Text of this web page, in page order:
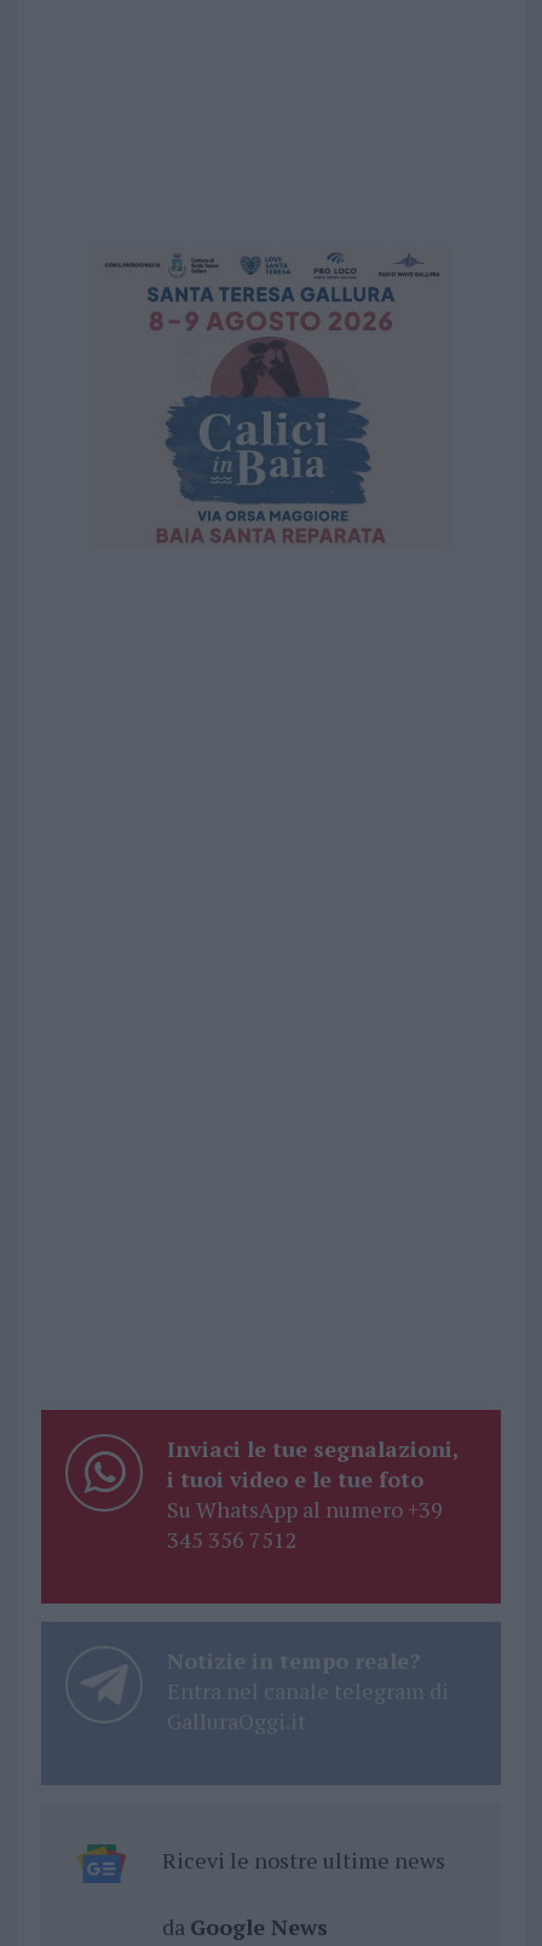
Inviaci le tue segnalazioni,
i tuoi video e le tue foto
Su WhatsApp al numero +39
345 356 7512
Notizie in tempo reale?
Entra nel canale telegram di
GalluraOggi.it
Ricevi le nostre ultime news
da Google News